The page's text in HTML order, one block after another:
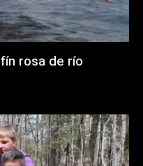
rosa de río